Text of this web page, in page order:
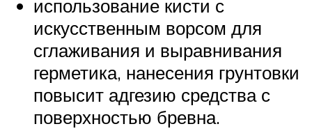
использование кисти с
искусственным ворсом для
сглаживания и выравнивания
герметика, нанесения грунтовки
повысит адгезию средства с
поверхностью бревна.